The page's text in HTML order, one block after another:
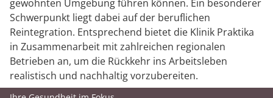
gewohnten Umgebung führen können. Ein besonderer
Schwerpunkt liegt dabei auf der beruflichen
Reintegration. Entsprechend bietet die Klinik Praktika
in Zusammenarbeit mit zahlreichen regionalen
Betrieben an, um die Rückkehr ins Arbeitsleben
realistisch und nachhaltig vorzubereiten.